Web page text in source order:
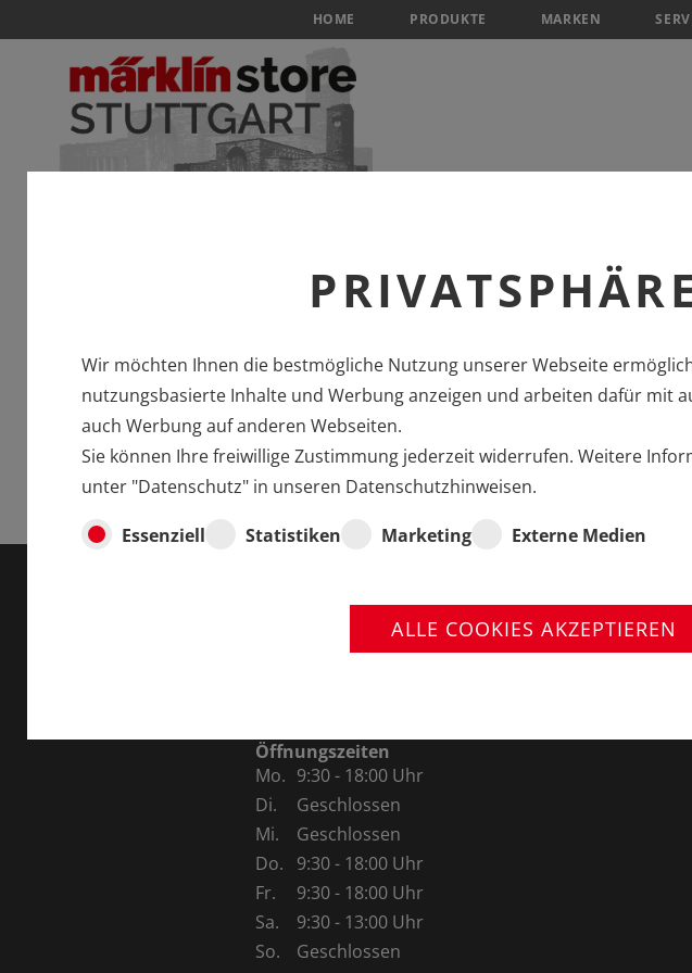
Wir möchten Ihnen die bestmögliche Nutzung unserer Webseite
nutzungsbasierte Inhalte und Werbung anzeigen und arbeiten dafür mit
auch Werbung auf anderen Webseiten.
Sie können Ihre freiwillige Zustimmung jederzeit widerrufen. Weitere
unter "Datenschutz" in unseren Datenschutzhinweisen.
Essenziell Statistiken Marketing Externe Medien
ALLE COOKIES AKZEPTIEREN
HOME PRODUKTE MARKEN
Märklin-Store Stuttgart, Stuttgart-Degerloch
70597 Stuttgart-Degerloch, Deutschland
Öffnungszeiten
Mo. 9:30 - 18:00 Uhr
Di.
Geschlossen
Mi.
Geschlossen
Do.
9:30 - 18:00 Uhr
Fr.
9:30 - 18:00 Uhr
Sa.
9:30 - 13:00 Uhr
So.
Geschlossen